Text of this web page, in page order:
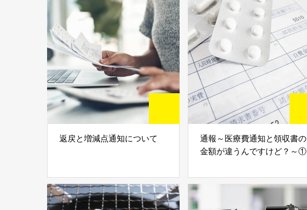
返戻と増減点通知について
通報～医療費通知と領収書の
金額が違うんですけど？～①